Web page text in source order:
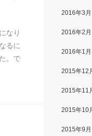
なり
るに
。で
2016年3月
2016年2月
2016年1月
2015年12
2015年11
2015年10
2015年9月